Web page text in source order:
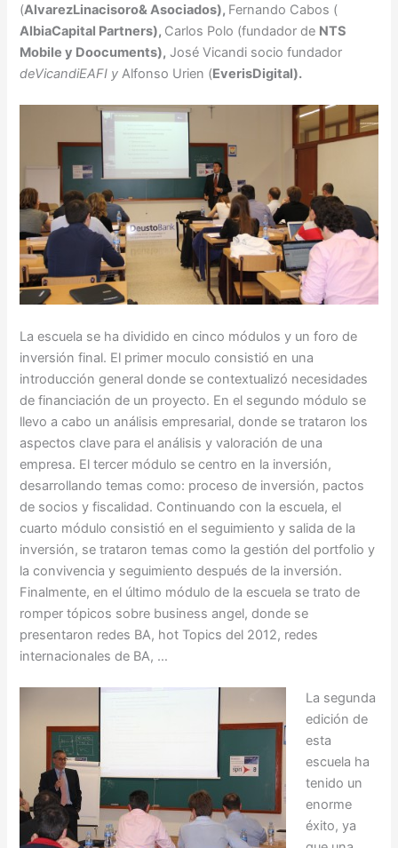
(AlvarezLinacisoro& Asociados), Fernando Cabos (
AlbiaCapital Partners), Carlos Polo (fundador de NTS
Mobile y Doocuments), José Vicandi socio fundador
deVicandiEAFI yAlfonso Urien (EverisDigital).
La escuela se ha dividido en cinco módulos y un foro de
inversión final. El primer moculo consistió en una
introducción general donde se contextualizó necesidades
de financiación de un proyecto. En el segundo módulo se
llevo a cabo un análisis empresarial, donde se trataron los
aspectos clave para el análisis y valoración de una
empresa. El tercer módulo se centro en la inversión,
desarrollando temas como: proceso de inversión, pactos
de socios y fiscalidad. Continuando con la escuela, el
cuarto módulo consistió en el seguimiento y salida de la
inversión, se trataron temas como la gestión del portfolio y
la convivencia y seguimiento después de la inversión.
Finalmente, en el último módulo de la escuela se trato de
romper tópicos sobre business angel, donde se
presentaron redes BA, hot Topics del 2012, redes
internacionales de BA, …
La segunda
edición de
esta
escuela ha
tenido un
enorme
éxito, ya